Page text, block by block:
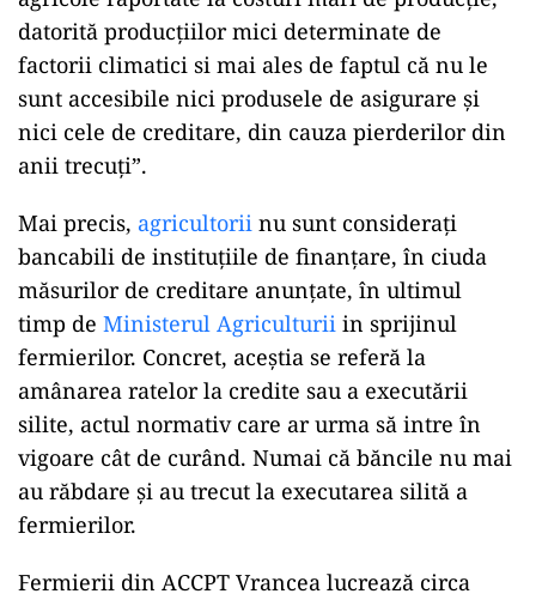
datorită producţiilor mici determinate de
factorii climatici si mai ales de faptul că nu le
sunt accesibile nici produsele de asigurare și
nici cele de creditare, din cauza pierderilor din
anii trecuţi”.
Mai precis, agricultorii nu sunt consideraţi
bancabili de instituţiile de finanţare, în ciuda
măsurilor de creditare anunţate, în ultimul
timp de Ministerul Agriculturii in sprijinul
fermierilor. Concret, aceștia se referă la
amânarea ratelor la credite sau a executării
silite, actul normativ care ar urma să intre în
vigoare cât de curând. Numai că băncile nu mai
au răbdare și au trecut la executarea silită a
fermierilor.
Fermierii din ACCPT Vrancea lucrează circa